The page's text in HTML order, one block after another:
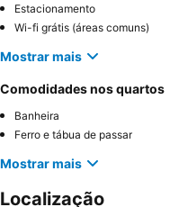
Estacionamento
Wi-fi grátis (áreas comuns)
Mostrar mais
Comodidades nos quartos
Banheira
Ferro e tábua de passar
Mostrar mais
Localização